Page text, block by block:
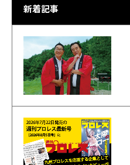
新着記事